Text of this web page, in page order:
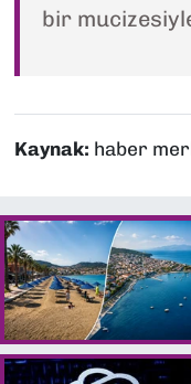
bir
Kaynak: haber